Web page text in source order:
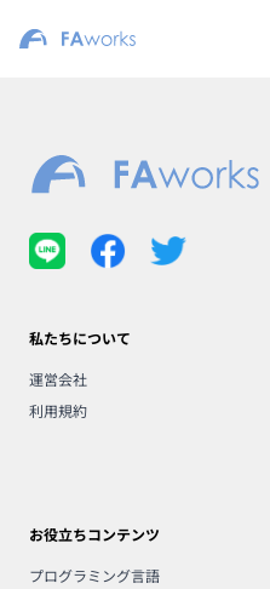
私たちについて
運営会社
利用規約
お役立ちコンテンツ
プログラミング言語